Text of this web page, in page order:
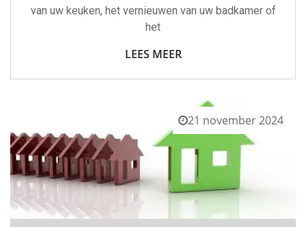
van uw keuken, het vernieuwen van uw badkamer of
het
LEES MEER
21 november 2024